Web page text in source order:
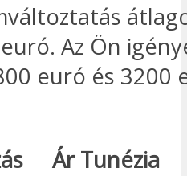
Az Ön
euró és 3200
Ár Tunézia